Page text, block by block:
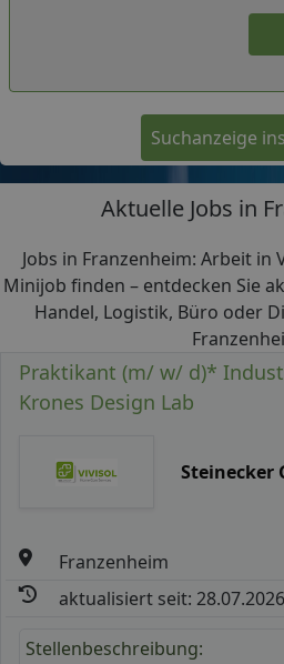
Suchanzeige
Aktuelle Jobs in
Jobs in Franzenheim: Arbeit in
Minijob finden – entdecken Sie
Handel, Logistik, Büro oder
Praktikant (m/ w/ d)*
Krones Design Lab
Steinecker
Franzenheim
aktualisiert seit: 28.07.2026
Stellenbeschreibung: